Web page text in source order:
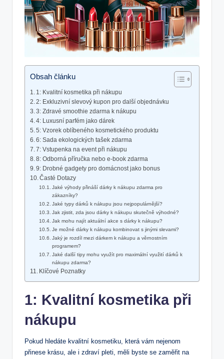
Obsah článku
1: Kvalitní kosmetika při nákupu
2: Exkluzivní slevový kupon pro ‍další ⁢objednávku
3: Zdravé smoothie zdarma k nákupu
4: ⁣Luxusní parfém jako dárek
5: Vzorek oblíbeného kosmetického produktu
6: ⁣Sada ekologických tašek⁢ zdarma
7: Vstupenka na event ‍při nákupu
8: Odborná příručka nebo ⁤e-book zdarma
9: Drobné gadgety pro ⁢domácnost ‍jako bonus
Časté Dotazy
Jaké výhody přináší ⁤dárky‍ k nákupu zdarma⁣ pro
‍zákazníky?
Jaké typy⁣ dárků k nákupu jsou nejpopulárnější?
Jak zjistit, zda jsou dárky k nákupu skutečně ‌výhodné?
Jak mohu najít aktuální akce‍ s dárky⁢ k nákupu?
Je možné dárky ​k nákupu kombinovat​ s⁤ jinými slevami?
Jaký je⁤ rozdíl‍ mezi dárkem k nákupu a věrnostním
programem?
Jaké další tipy mohu využít pro maximální využití dárků k
nákupu zdarma?
Klíčové Poznatky
1: Kvalitní kosmetika při
nákupu
Pokud hledáte kvalitní kosmetiku, která vám ‌nejenom
přinese krásu, ale i ⁣zdraví pleti,‌ měli byste‌ se​ zaměřit na